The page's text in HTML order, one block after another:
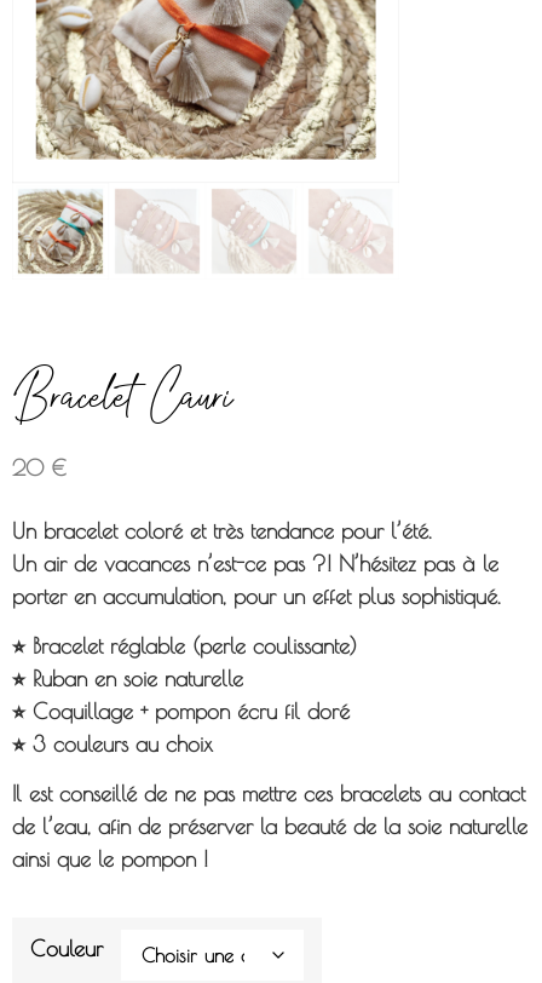
Bracelet Cauri
20 €
Un bracelet coloré et très tendance pour l’été.
Un air de vacances n’est-ce pas ?! N’hésitez pas à le
porter en accumulation, pour un effet plus sophistiqué.
⭐︎ Bracelet réglable (perle coulissante)
⭐︎ Ruban en soie naturelle
⭐︎ Coquillage + pompon écru fil doré
⭐︎ 3 couleurs au choix
Il est conseillé de ne pas mettre ces bracelets au contact
de l’eau, afin de préserver la beauté de la soie naturelle
ainsi que le pompon !
Couleur